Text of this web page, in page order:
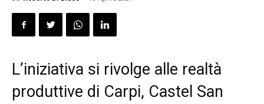
L’iniziativa si rivolge alle realtà
produttive di Carpi, Castel San